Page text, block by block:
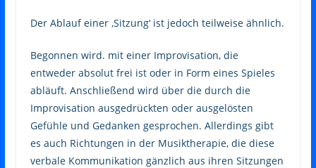
Der Ablauf einer ‚Sitzung‘ ist jedoch teilweise ähnlich.
Begonnen wird. mit einer Improvisation, die
entweder absolut frei ist oder in Form eines Spieles
abläuft. Anschließend wird über die durch die
Improvisation ausgedrückten oder ausgelösten
Gefühle und Gedanken gesprochen. Allerdings gibt
es auch Richtungen in der Musiktherapie, die diese
verbale Kommunikation gänzlich aus ihren Sitzungen